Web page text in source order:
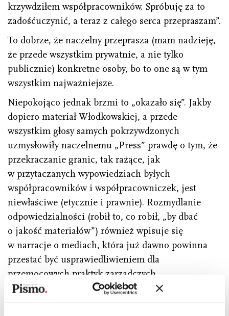
krzywdziłem współpracowników. Spróbuję za to
zadośćuczynić, a teraz z całego serca przepraszam”.
To dobrze, że naczelny przeprasza (mam nadzieję,
że przede wszystkim prywatnie, a nie tylko
publicznie) konkretne osoby, bo to one są w tym
wszystkim najważniejsze.
Niepokojąco jednak brzmi to „okazało się”. Jakby
dopiero materiał Włodkowskiej, a przede
wszystkim głosy samych pokrzywdzonych
uzmysłowiły naczelnemu „Press” prawdę o tym, że
przekraczanie granic, tak rażące, jak
w przytaczanych wypowiedziach byłych
współpracowników i współpracowniczek, jest
niewłaściwe (etycznie i prawnie). Rozmydlanie
odpowiedzialności (robił to, co robił, „by dbać
o jakość materiałów”) również wpisuje się
w narracje o mediach, która już dawno powinna
przestać być usprawiedliwieniem dla
przemocowych praktyk zarządczych.
Równie niepokojące jest wystąpienie na drogę
prawną wobec „Gazety Wyborczej”, które Andrzej